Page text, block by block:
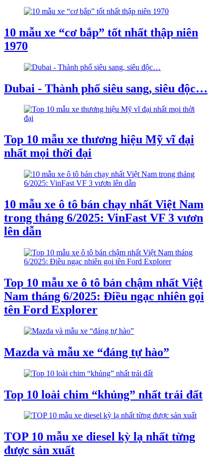
10 mẫu xe “cơ bắp” tốt nhất thập niên
1970
Dubai - Thành phố siêu sang, siêu độc…
Top 10 mẫu xe thương hiệu Mỹ vĩ đại
nhất mọi thời đại
10 mẫu xe ô tô bán chạy nhất Việt Nam
trong tháng 6/2025: VinFast VF 3 vươn
lên dẫn
Top 10 mẫu xe ô tô bán chậm nhất Việt
Nam tháng 6/2025: Điều ngạc nhiên gọi
tên Ford Explorer
Mazda và mẫu xe “đáng tự hào”
Top 10 loài chim “khủng” nhất trái đất
TOP 10 mẫu xe diesel kỳ lạ nhất từng
được sản xuất